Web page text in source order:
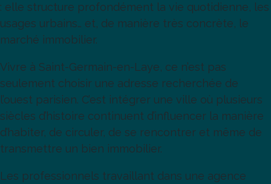
: elle structure profondément la vie quotidienne, les
usages urbains… et, de manière très concrète, le
marché immobilier.
Vivre à Saint-Germain-en-Laye, ce n’est pas
seulement choisir une adresse recherchée de
l’ouest parisien. C’est intégrer une ville où plusieurs
siècles d’histoire continuent d’influencer la manière
d’habiter, de circuler, de se rencontrer et même de
transmettre un bien immobilier.
Les professionnels travaillant dans une agence